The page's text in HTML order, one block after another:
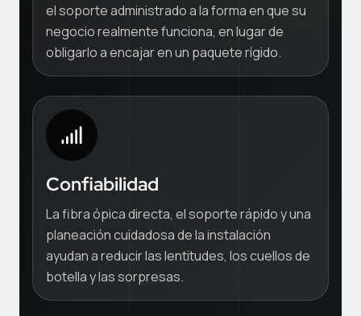
el soporte administrado a la forma en que su
negocio realmente funciona, en lugar de
obligarlo a encajar en un paquete rígido.
Confiabilidad
La fibra ópica directa, el soporte rápido y una
planeación cuidadosa de la instalación
ayudan a reducir las lentitudes, los cuellos de
botella y las sorpresas.